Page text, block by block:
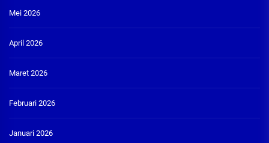
Mei 2026
April 2026
Maret 2026
Februari 2026
Januari 2026